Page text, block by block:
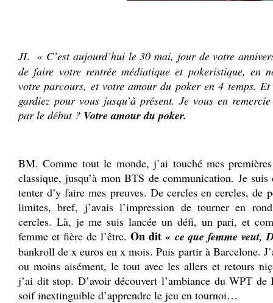
JL « C’est aujourd’hui le 30 mai, jour de votre
de faire votre rentrée médiatique et pokeristique, en
votre parcours, et votre amour du poker en 4 temps. Et
gardiez pour vous jusqu’à présent. Je vous en
par le début ? Votre amour du poker.
BM. Comme tout le monde, j’ai touché mes
classique, jusqu’à mon BTS de communication. Je
tenter d’y faire mes preuves. De cercles en cercles, de
limites, bref, j’avais l’impression de tourner en
cercles. Là, je me suis lancée un défi, un pari, et
femme et fière de l’être. On dit « ce que femme veut,
bankroll de x euros en x mois. Puis partir à Barcelone.
ou moins aisément, le tout avec les allers et retours
j’ai dit stop. D’avoir découvert l’ambiance du WPT de
soif inextinguible d’apprendre le jeu en tournoi…